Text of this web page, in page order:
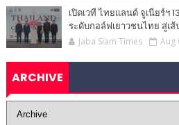
เปิดเวที ไทยแลนด์ จูเนียร์ฯ
ระดับกอล์ฟเยาวชนไทย สู่เส้
Jaba Siam Times Aug
ARCHIVE